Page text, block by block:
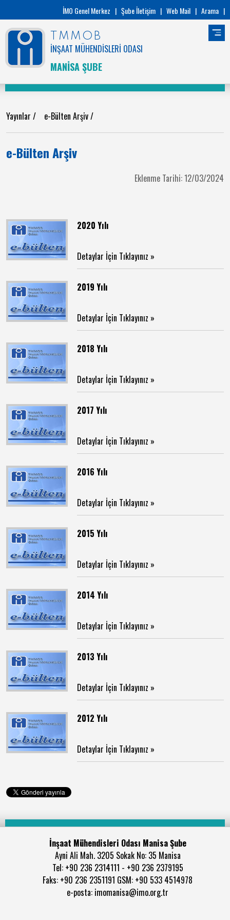
İMO Genel Merkez | Şube İletişim | Web Mail | Arama |
TMMOB
İNŞAAT MÜHENDİSLERİ ODASI
MANİSA ŞUBE
Yayınlar / e-Bülten Arşiv/
e-Bülten Arşiv
Eklenme Tarihi: 12/03/2024
2020 Yılı
Detaylar İçin Tıklayınız »
2019 Yılı
Detaylar İçin Tıklayınız »
2018 Yılı
Detaylar İçin Tıklayınız »
2017 Yılı
Detaylar İçin Tıklayınız »
2016 Yılı
Detaylar İçin Tıklayınız »
2015 Yılı
Detaylar İçin Tıklayınız »
2014 Yılı
Detaylar İçin Tıklayınız »
2013 Yılı
Detaylar İçin Tıklayınız »
2012 Yılı
Detaylar İçin Tıklayınız »
İnşaat Mühendisleri Odası Manisa Şube
Ayni Ali Mah. 3205 Sokak No: 35 Manisa
Tel: +90 236 2314111 - +90 236 2379195
Faks: +90 236 2351191 GSM: +90 533 4514978
e-posta: imomanisa@imo.org.tr